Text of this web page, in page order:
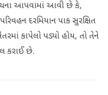
આપવામાં આવી છે કે,
દરમિયાન પાક સુરક્ષિત
કાપેલો પડ્યો હોય, તો તેને
કરાઈ છે.